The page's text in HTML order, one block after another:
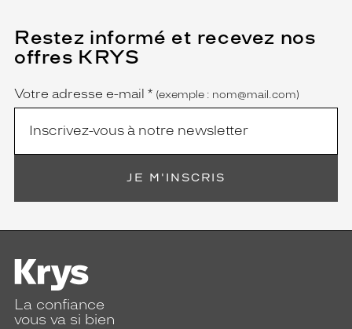
Restez informé et recevez nos
offres KRYS
Name
Votre adresse e-mail *
(Ce
champ
est
obligatoire)
(exemple : nom@mail.com)
JE M'INSCRIS
La confiance
vous va si bien